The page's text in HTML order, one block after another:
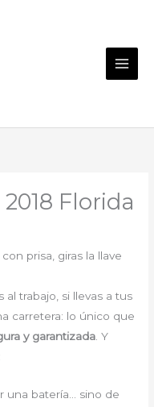
Florida
prisa, giras la llave
trabajo, si llevas a tus
carretera: lo único que
y garantizada. Y
una batería… sino de